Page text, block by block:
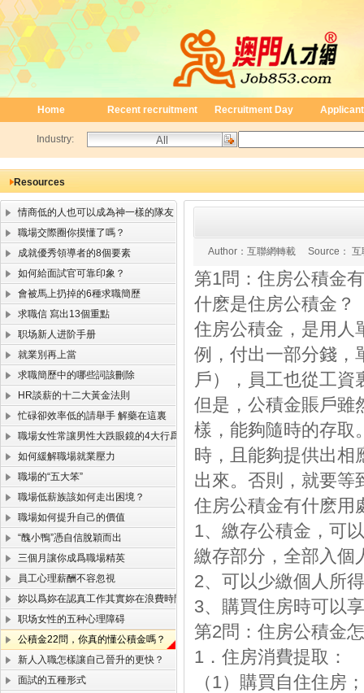
Home Recent recruitment Recruitment Day
Industry:
Resources
情商低的人也可以成為神一樣的隊友
職場交際圈你摸懂了嗎？
成就優秀領導者的8個要素
如何給面試官可靠印象？
會被馬上扔掉的6種求職簡歷
求職信 寫出13個重點
职场新人进阶手册
就業別再上當
求職簡歷中的哪些詞該刪除
HR談薪的十二大黃金法則
忙碌卻效率低的請舉手 解藥在這裏
職場女性常讓男性大跌眼鏡的4大行爲
如何緩解職場就業壓力
職場的“五大笨”
職場低薪族該如何走出困境？
職場如何提升自己的價值
“醜小鴨”憑自信脫穎而出
三個月讓你成爲職場精英
員工心理薪酬不容忽視
妳以爲妳在認真工作其實妳在浪費時間
职场女性的五种心理障碍
公積金22問，你真的懂公積金嗎？
新人入職怎樣讓自己晉升的更快？
面試的五種形式
Author： 互聯網轉載 Source： 互
第1問：住房公積金
什麽是住房公積金？
住房公積金，是用人
例，付出一部分錢，
戶），員工也從工資
但是，公積金賬戶雖
樣，能夠隨時的存取
時，且能夠提供出
出來。否則，就要等
住房公積金有什麽用
1、繳存公積金，可
繳存部分，全部入個
2、可以少繳個人所
3、購買住房時可以
第2問：住房公積金
1．住房消費提取：
（1）購買自住住房